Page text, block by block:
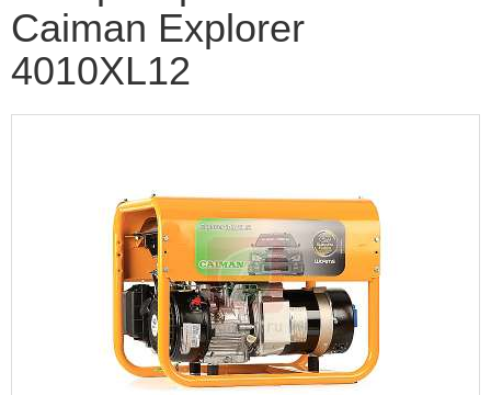
Caiman Explorer
4010XL12